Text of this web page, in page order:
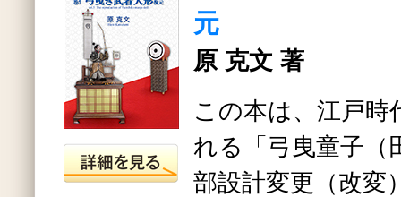
元
原 克文 著
この本は、江戸時
れる「弓曳童子（
部設計変更（改変